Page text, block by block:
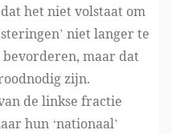
het niet volstaat om
niet langer te
bevorderen, maar dat
zijn.
de linkse fractie
hun ‘nationaal’